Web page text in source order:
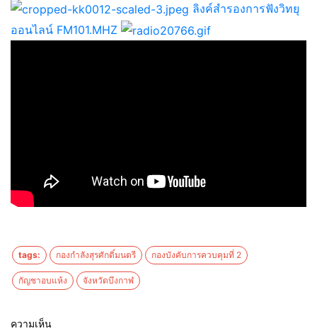
ลิงค์สำรองการฟังวิทยุ
ออนไลน์ FM101.MHZ
tags: กองกำลังสุรศักดิ์มนตรี กองบังคับการควบคุมที่ 2
กัญชาอบแห้ง จังหวัดบึงกาฬ
ความเห็น